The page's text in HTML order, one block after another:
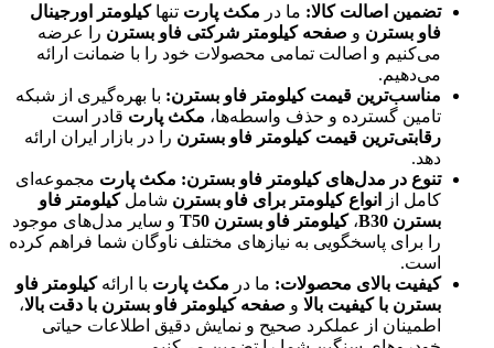
تضمین اصالت کالا: ما در مکث پارت تنهاکیلومتر اورجینال
فاو بسترن و صفحه کیلومتر شرکتی فاو بسترن را عرضه
می‌کنیم و اصالت تمامی محصولات خود را با ضمانت ارائه
می‌دهیم.
مناسب‌ترین قیمت کیلومتر فاو بسترن: با بهره‌گیری از شبکه
تامین گسترده و حذف واسطه‌ها، مکث پارت قادر است
رقابتی‌ترین قیمت کیلومتر فاو بسترن را در بازار ایران ارائه
دهد.
تنوع در مدل‌های کیلومتر فاو بسترن: مکث پارت مجموعه‌ای
کامل از
انواع کیلومتر برای فاو بسترن شاملکیلومتر فاو
بسترن B30
،کیلومتر فاو بسترن T50
و سایر مدل‌های موجود
را برای پاسخگویی به نیازهای مختلف ناوگان شما فراهم کرده
است.
کیفیت بالای محصولات: ما در مکث پارت با ارائهکیلومتر فاو
بسترن با کیفیت بالا و صفحه کیلومتر فاو بسترن با دقت بالا،
اطمینان از عملکرد صحیح و نمایش دقیق اطلاعات حیاتی